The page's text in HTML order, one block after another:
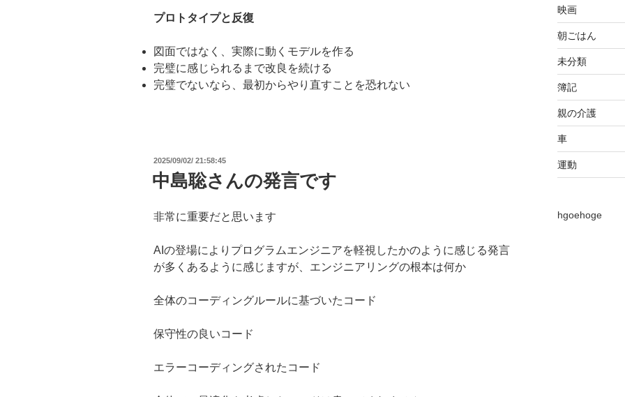
プロトタイプと反復
図面ではなく、実際に動くモデルを作る
完璧に感じられるまで改良を続ける
完璧でないなら、最初からやり直すことを恐れない
投
稿
日:
2025/09/02/ 21:58:45
中島聡さんの発言です
非常に重要だと思います
AIの登場によりプログラムエンジニアを軽視したかのように感じる発言
が多くあるように感じますが、エンジニアリングの根本は何か
全体のコーディングルールに基づいたコード
保守性の良いコード
エラーコーディングされたコード
映画
朝ごはん
未分類
簿記
親の介護
車
運動
hgoehoge